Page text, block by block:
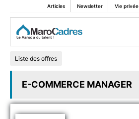
Articles Newsletter Vie privée
Liste des offres
E-COMMERCE MANAGER